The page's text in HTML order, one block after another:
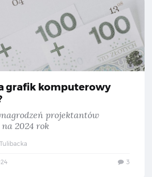
grafik komputerowy
projektantów
2024 rok
3